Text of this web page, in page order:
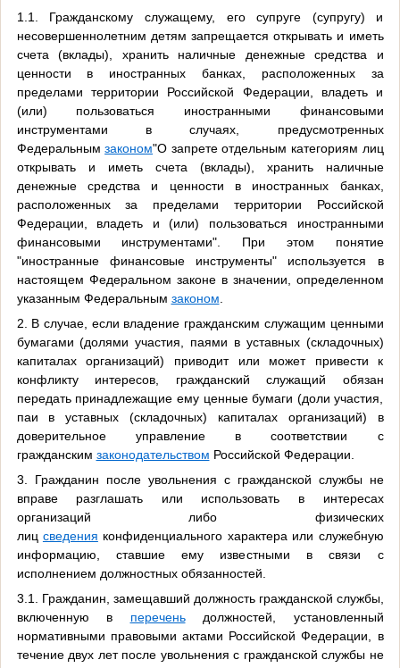
1.1. Гражданскому служащему, его супруге (супругу) и
несовершеннолетним детям запрещается открывать и иметь
счета (вклады), хранить наличные денежные средства и
ценности в иностранных банках, расположенных за
пределами территории Российской Федерации, владеть и
(или) пользоваться иностранными финансовыми
инструментами в случаях, предусмотренных
Федеральнымзаконом"О запрете отдельным категориям лиц
открывать и иметь счета (вклады), хранить наличные
денежные средства и ценности в иностранных банках,
расположенных за пределами территории Российской
Федерации, владеть и (или) пользоваться иностранными
финансовыми инструментами". При этом понятие
"иностранные финансовые инструменты" используется в
настоящем Федеральном законе в значении, определенном
указанным Федеральным законом
2. В случае, если владение гражданским служащим ценными
бумагами (долями участия, паями в уставных (складочных)
капиталах организаций) приводит или может привести к
конфликту интересов, гражданский служащий обязан
передать принадлежащие ему ценные бумаги (доли участия,
паи в уставных (складочных) капиталах организаций) в
доверительное управление в соответствии с
гражданским законодательством Российской Федерации.
3. Гражданин после увольнения с гражданской службы не
вправе разглашать или использовать в интересах
организаций либо физических
лиц сведения конфиденциального характера или служебную
информацию, ставшие ему известными в связи с
исполнением должностных обязанностей.
3.1. Гражданин, замещавший должность гражданской службы,
включенную в переченьдолжностей, установленный
нормативными правовыми актами Российской Федерации, в
течение двух лет после увольнения с гражданской службы не